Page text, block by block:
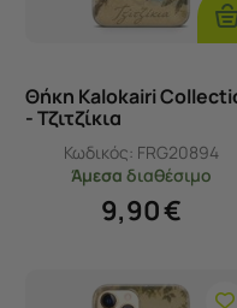
Θήκη Kalokairi
- Τζιτζίκια
Κωδικός: FRG20894
Άμεσα διαθέσιμο
9,90€